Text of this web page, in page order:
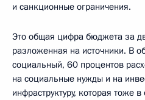
и санкционные ограничения.
Это общая цифра бюджета за
разложенная на источники. В
социальный, 60 процентов
на социальные нужды и на
инфраструктуру, которая тоже